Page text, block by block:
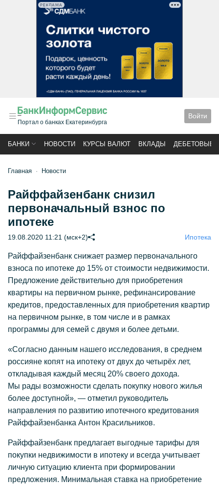
РЕКЛАМА
Портал о банках Екатеринбурга
Войти
БАНКИ НОВОСТИ КУРСЫ ВАЛЮТ ВКЛАДЫ ДЕБЕТОВЫЕ
Главная Новости
Райффайзенбанк снизил
первоначальный взнос по
ипотеке
19.08.2020 11:21 (мск+2) Ипотека
Райффайзенбанк снижает размер первоначального
взноса по ипотеке до 15% от стоимости недвижимости.
Предложение действительно для приобретения
квартиры на первичном рынке, рефинансирование
кредитов, предоставленных для приобретения квартир
на первичном рынке, в том числе и в рамках
программы для семей с двумя и более детьми.
«Согласно данным нашего исследования, в среднем
россияне копят на ипотеку от двух до четырёх лет,
откладывая каждый месяц 20% своего дохода.
Мы рады возможности сделать покупку нового жилья
более доступной», — отметил руководитель
направления по развитию ипотечного кредитования
Райффайзенбанка Антон Красильников.
Райффайзенбанк предлагает выгодные тарифы для
покупки недвижимости в ипотеку и всегда учитывает
личную ситуацию клиента при формировании
предложения. Минимальная ставка на приобретение